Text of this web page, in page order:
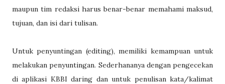
maupun tim redaksi harus benar-benar memahami maksud,
tujuan, dan isi dari tulisan.
Untuk penyuntingan (editing), memiliki kemampuan untuk
melakukan penyuntingan. Sederhananya dengan pengecekan
di aplikasi KBBI daring dan untuk penulisan kata/kalimat